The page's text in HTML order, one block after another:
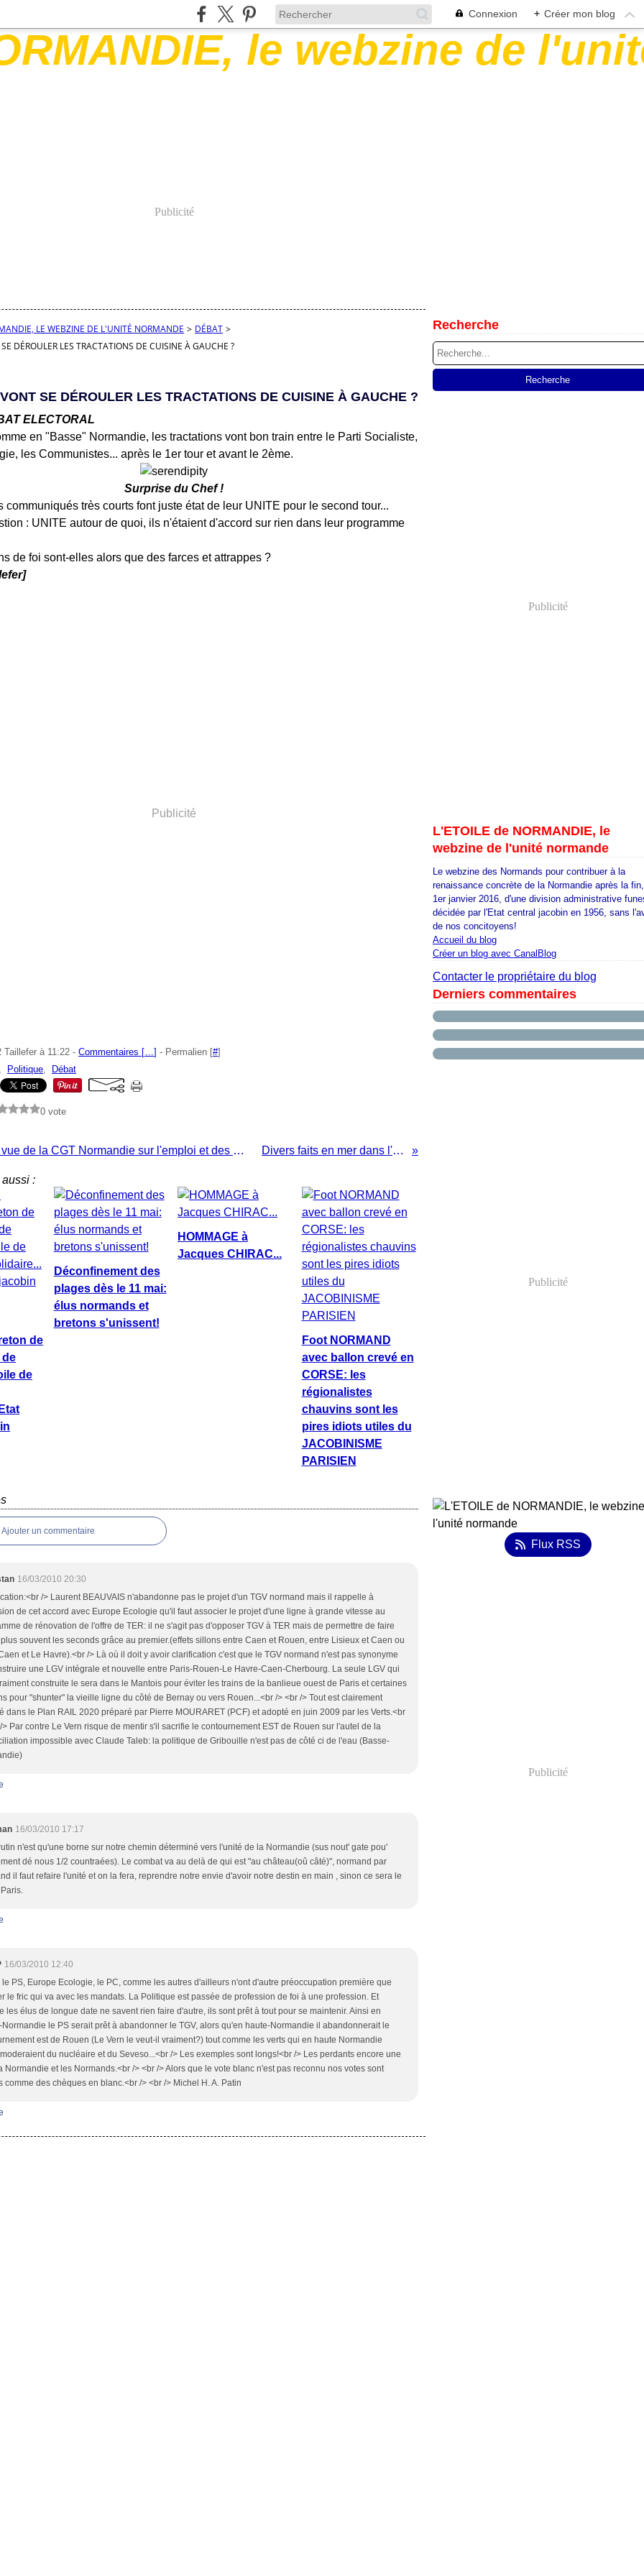
Connexion + Créer mon blog
Publicité
LE WEBZINE DE L'UNITÉ NORMANDE > DÉBAT >
DÉROULER LES TRACTATIONS DE CUISINE À GAUCHE ?
SE DÉROULER LES TRACTATIONS DE CUISINE À GAUCHE ?
ELECTORAL
en "Basse" Normandie, les tractations vont bon train entre le Parti Socialiste,
les Communistes... après le 1er tour et avant le 2ème.
Surprise du Chef !
communiqués très courts font juste état de leur UNITE pour le second tour...
: UNITE autour de quoi, ils n'étaient d'accord sur rien dans leur programme
de foi sont-elles alors que des farces et attrappes ?
Publicité
Taillefer à 11:22 - Commentaires […] - Permalien [#]
, Politique, Débat
0 vote
Le point de vue de la CGT Normandie sur l'emploi et des mesures prises Divers faits en mer dans l'actualité
aussi :
de
de
de
Déconfinement des
plages dès le 11 mai:
élus normands et
bretons s'unissent!
HOMMAGE à
Jacques CHIRAC...
Foot NORMAND
avec ballon crevé en
CORSE: les
régionalistes
chauvins sont les
pires idiots utiles du
JACOBINISME
PARISIEN
Ajouter un commentaire
16/03/2010 20:30
/> Laurent BEAUVAIS n'abandonne pas le projet d'un TGV normand mais il rappelle à
de cet accord avec Europe Ecologie qu'il faut associer le projet d'une ligne à grande vitesse au
de rénovation de l'offre de TER: il ne s'agit pas d'opposer TGV à TER mais de permettre de faire
souvent les seconds grâce au premier.(effets sillons entre Caen et Rouen, entre Lisieux et Caen ou
et Le Havre).<br /> Là où il doit y avoir clarification c'est que le TGV normand n'est pas synonyme
une LGV intégrale et nouvelle entre Paris-Rouen-Le Havre-Caen-Cherbourg. La seule LGV qui
construite le sera dans le Mantois pour éviter les trains de la banlieue ouest de Paris et certaines
pour "shunter" la vieille ligne du côté de Bernay ou vers Rouen...<br /> <br /> Tout est clairement
dans le Plan RAIL 2020 préparé par Pierre MOURARET (PCF) et adopté en juin 2009 par les Verts.<br
> Par contre Le Vern risque de mentir s'il sacrifie le contournement EST de Rouen sur l'autel de la
impossible avec Claude Taleb: la politique de Gribouille n'est pas de côté ci de l'eau (Basse-
16/03/2010 17:17
n'est qu'une borne sur notre chemin déterminé vers l'unité de la Normandie (sus nout' gate pou'
dé nous 1/2 countraées). Le combat va au delà de qui est "au château(oû câté)", normand par
il faut refaire l'unité et on la fera, reprendre notre envie d'avoir notre destin en main , sinon ce sera le
16/03/2010 12:40
le PS, Europe Ecologie, le PC, comme les autres d'ailleurs n'ont d'autre préoccupation première que
le fric qui va avec les mandats. La Politique est passée de profession de foi à une profession. Et
les élus de longue date ne savent rien faire d'autre, ils sont prêt à tout pour se maintenir. Ainsi en
Normandie le PS serait prêt à abandonner le TGV, alors qu'en haute-Normandie il abandonnerait le
est de Rouen (Le Vern le veut-il vraiment?) tout comme les verts qui en haute Normandie
du nucléaire et du Seveso...<br /> Les exemples sont longs!<br /> Les perdants encore une
Normandie et les Normands.<br /> <br /> Alors que le vote blanc n'est pas reconnu nos votes sont
comme des chèques en blanc.<br /> <br /> Michel H. A. Patin
Recherche
Publicité
L'ETOILE de NORMANDIE, le
webzine de l'unité normande
Le webzine des Normands pour contribuer à la
renaissance concrète de la Normandie après la
1er janvier 2016, d'une division administrative
décidée par l'Etat central jacobin en 1956, sans
de nos concitoyens!
Accueil du blog
Créer un blog avec CanalBlog
Contacter le propriétaire du blog
Derniers commentaires
Publicité
Flux RSS
Publicité